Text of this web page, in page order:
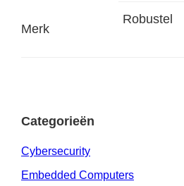
Merk
Robustel
Categorieën
Cybersecurity
Embedded Computers